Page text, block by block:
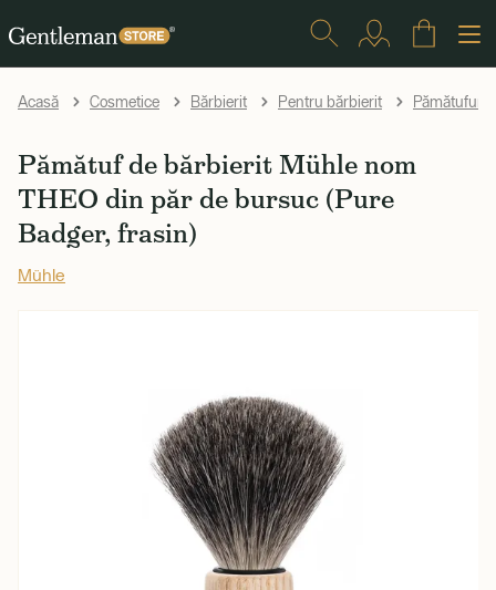
Acasă Cosmetice Bărbierit Pentru bărbierit Pămătufuri
Pămătuf de bărbierit Mühle nom
THEO din păr de bursuc (Pure
Badger, frasin)
Mühle